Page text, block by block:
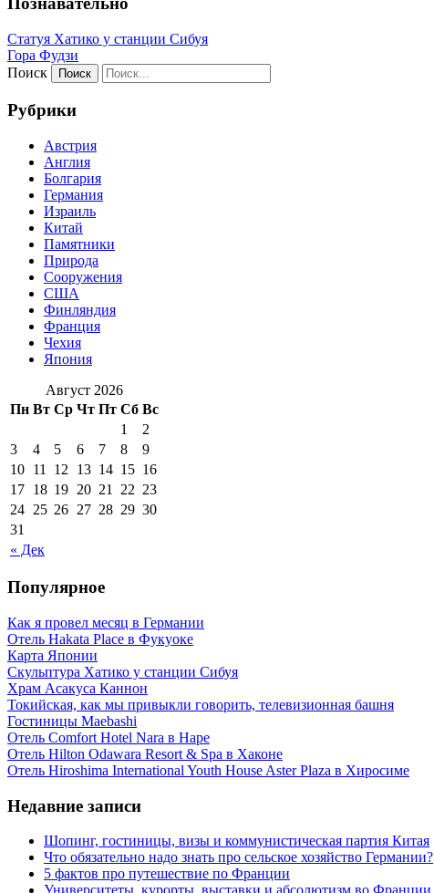
Статуя Хатико у станции Сибуя
Гора Фудзи
Поиск
Рубрики
Австрия
Англия
Болгария
Германия
Израиль
Китай
Памятники
Природа
Сооружения
США
Финляндия
Франция
Чехия
Япония
Август 2026
Пн Вт Ср Чт Пт Сб Вс
« Дек
1
2
3
4 5 6 7 8
9
10 11 12 13 14 15 16
17 18 19 20 21 22 23
24 25 26 27 28 29 30
31
Популярное
Как я провел месяц в Германии
Отель Hakata Place в Фукуоке
Карта Японии
Скульптура Хатико у станции Сибуя
Храм Асакуса Каннон
Токийская, как мы привыкли говорить, телевизионная башня
Гостиницы Maebashi
Отель Comfort Hotel Nara в Наре
Отель Hilton Odawara Resort & Spa в Хаконе
Отель Hiroshima International Youth House Aster Plaza в Хиросиме
Недавние записи
Шопинг, гостиницы, визы и коммунистическая партия Китая
Что обязательно надо знать про сельское хозяйство Германии?
5 фактов про путешествие по Франции